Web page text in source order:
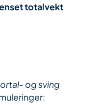
totalvekt
og sving